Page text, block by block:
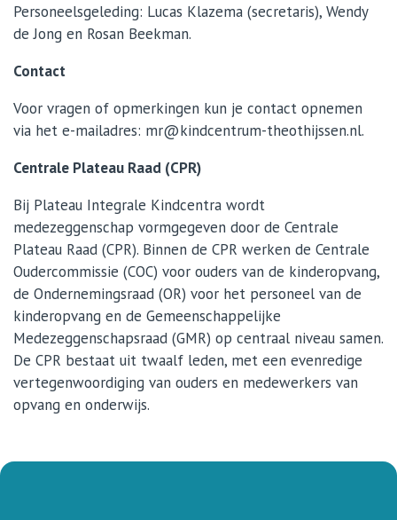
Personeelsgeleding: Lucas Klazema (secretaris), Wendy
de Jong en Rosan Beekman.
Contact
Voor vragen of opmerkingen kun je contact opnemen
via het e-mailadres: mr@kindcentrum-theothijssen.nl.
Centrale Plateau Raad (CPR)
Bij Plateau Integrale Kindcentra wordt
medezeggenschap vormgegeven door de Centrale
Plateau Raad (CPR). Binnen de CPR werken de Centrale
Oudercommissie (COC) voor ouders van de kinderopvang,
de Ondernemingsraad (OR) voor het personeel van de
kinderopvang en de Gemeenschappelijke
Medezeggenschapsraad (GMR) op centraal niveau samen.
De CPR bestaat uit twaalf leden, met een evenredige
vertegenwoordiging van ouders en medewerkers van
opvang en onderwijs.